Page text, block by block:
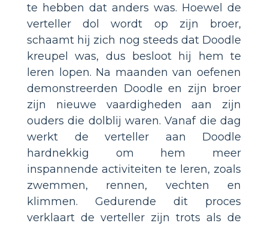
te hebben dat anders was. Hoewel de
verteller dol wordt op zijn broer,
schaamt hij zich nog steeds dat Doodle
kreupel was, dus besloot hij hem te
leren lopen. Na maanden van oefenen
demonstreerden Doodle en zijn broer
zijn nieuwe vaardigheden aan zijn
ouders die dolblij waren. Vanaf die dag
werkt de verteller aan Doodle
hardnekkig om hem meer
inspannende activiteiten te leren, zoals
zwemmen, rennen, vechten en
klimmen. Gedurende dit proces
verklaart de verteller zijn trots als de